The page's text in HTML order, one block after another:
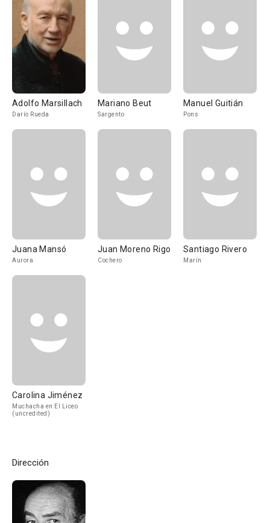
Adolfo Marsillach
Darío Rueda
Mariano Beut
Sargento
Manuel Guitián
Pons
Juana Mansó
Aurora
Juan Moreno Rigo
Cochero
Santiago Rivero
Marín
Carolina Jiménez
Muchacha en El Liceo
(uncredited)
Dirección